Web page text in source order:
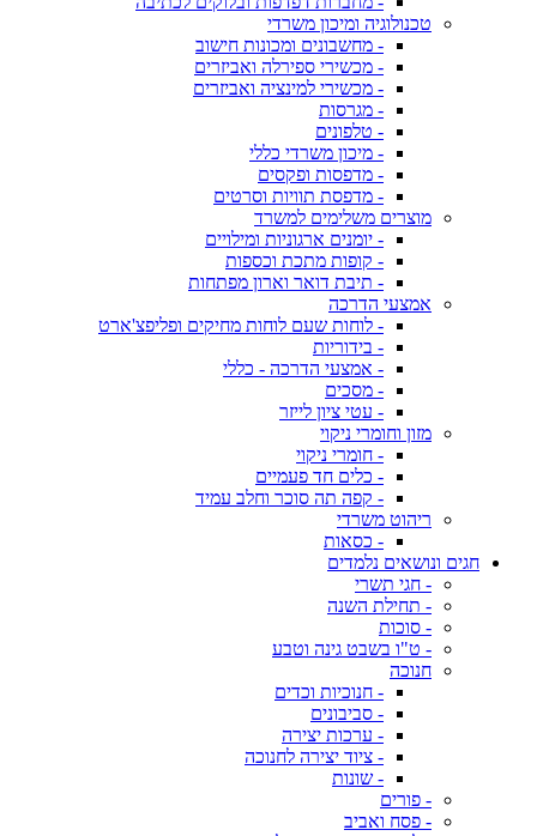
טכנולוגיה ומיכון משרדי
- מחשבונים ומכונות חישוב
- מכשירי ספירלה ואביזרים
- מכשירי למינציה ואביזרים
- מגרסות
- טלפונים
- מיכון משרדי כללי
- מדפסות ופקסים
- מדפסת תוויות וסרטים
מוצרים משלימים למשרד
- יומנים ארגוניות ומילויים
- קופות מתכת וכספות
- תיבת דואר וארון מפתחות
אמצעי הדרכה
- לוחות שעם לוחות מחיקים ופליפצ'ארט
- בידוריות
- אמצעי הדרכה - כללי
- מסכים
- עטי ציון לייזר
מזון וחומרי ניקוי
- חומרי ניקוי
- כלים חד פעמיים
- קפה תה סוכר וחלב עמיד
ריהוט משרדי
- כסאות
חגים ונושאים נלמדים
- חגי תשרי
- תחילת השנה
- סוכות
- ט"ו בשבט גינה וטבע
חנוכה
- חנוכיות וכדים
- סביבונים
- ערכות יצירה
- ציוד יצירה לחנוכה
- שונות
- פורים
- פסח ואביב